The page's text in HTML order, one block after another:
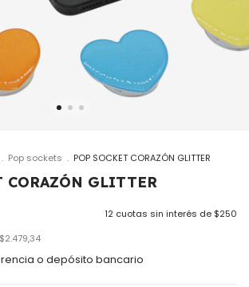
. Pop sockets . POP SOCKET CORAZÓN GLITTER
CORAZÓN GLITTER
12 cuotas sin interés de $250
$2.479,34
o depósito bancario